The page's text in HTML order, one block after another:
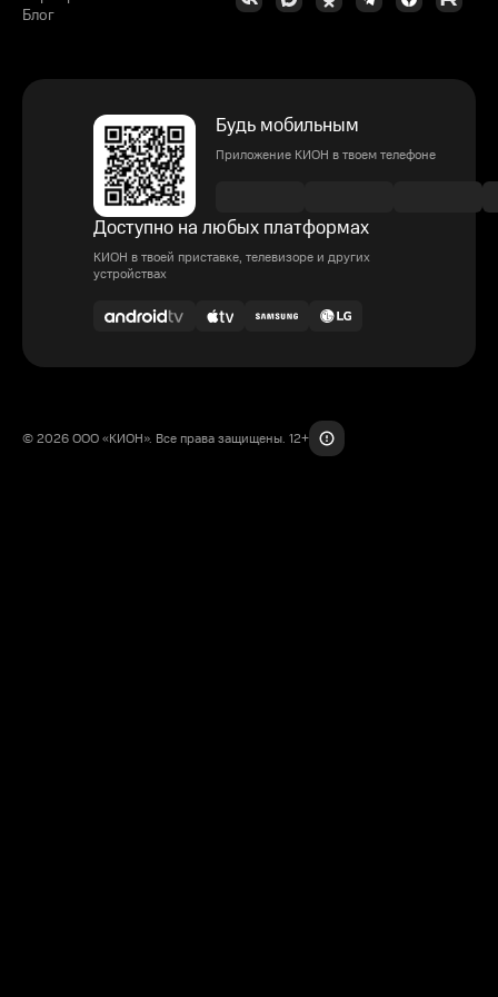
Блог
Будь мобильным
Приложение КИОН в твоем телефоне
Доступно на любых платформах
КИОН в твоей приставке, телевизоре и других
устройствах
© 2026 ООО «КИОН». Все права защищены. 12+